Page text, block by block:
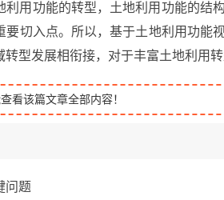
利用功能的转型，土地利用功能的结
要切入点。所以，基于土地利用功能
型发展相衔接，对于丰富土地利用
看该篇文章全部内容！
问题